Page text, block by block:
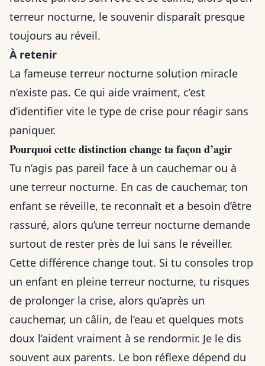
terreur nocturne, le souvenir disparaît presque
toujours au réveil.
À retenir
La fameuse terreur nocturne solution miracle
n’existe pas. Ce qui aide vraiment, c’est
d’identifier vite le type de crise pour réagir sans
paniquer.
Pourquoi cette distinction change ta façon d’agir
Tu n’agis pas pareil face à un cauchemar ou à
une terreur nocturne. En cas de cauchemar, ton
enfant se réveille, te reconnaît et a besoin d’être
rassuré, alors qu’une terreur nocturne demande
surtout de rester près de lui sans le réveiller.
Cette différence change tout. Si tu consoles trop
un enfant en pleine terreur nocturne, tu risques
de prolonger la crise, alors qu’après un
cauchemar, un câlin, de l’eau et quelques mots
doux l’aident vraiment à se rendormir. Je le dis
souvent aux parents. Le bon réflexe dépend du